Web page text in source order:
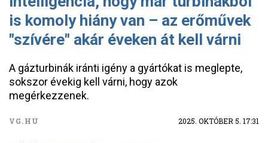
is komoly hiány van – az erőművek
"szívére" akár éveken át kell várni
A gázturbinák iránti igény a gyártókat is meglepte,
sokszor évekig kell várni, hogy azok
megérkezzenek.
VG.HU 2025. OKTÓBER 5. 17:31